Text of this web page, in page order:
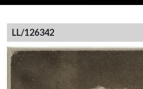
LL/126342